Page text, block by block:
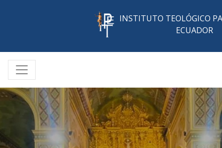
INSTITUTO TEOLÓGICO
ECUADOR